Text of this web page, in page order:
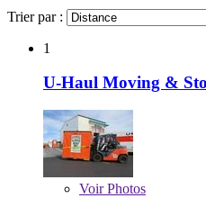
Trier par :
1
U-Haul Moving &
VoirPhotos